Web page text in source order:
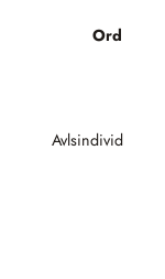
Ord
Avlsindivid